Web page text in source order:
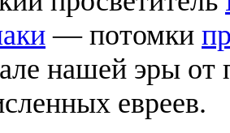
— потомки
нашей эры
евреев.